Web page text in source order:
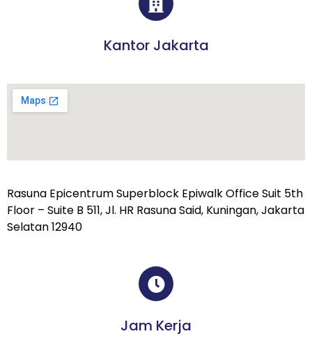
Kantor Jakarta
Rasuna Epicentrum Superblock Epiwalk Office Suit 5th
Floor – Suite B 511, Jl. HR Rasuna Said, Kuningan, Jakarta
Selatan 12940
Jam Kerja